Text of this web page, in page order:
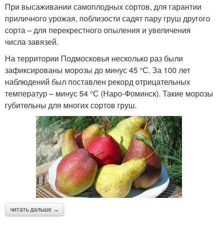
При высаживании самоплодных сортов, для гарантии
приличного урожая, поблизости садят пару груш другого
сорта – для перекрестного опыления и увеличения
числа завязей.
На территории Подмосковья несколько раз были
зафиксированы морозы до минус 45 °С. За 100 лет
наблюдений был поставлен рекорд отрицательных
температур – минус 54 °С (Наро-Фоминск). Такие морозы
губительны для многих сортов груш.
читать дальше →